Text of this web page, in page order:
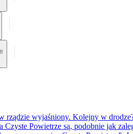
rządzie wyjaśniony. Kolejny w
Czyste Powietrze są, podobnie jak